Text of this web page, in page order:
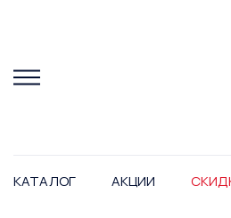
КАТАЛОГ АКЦИИ